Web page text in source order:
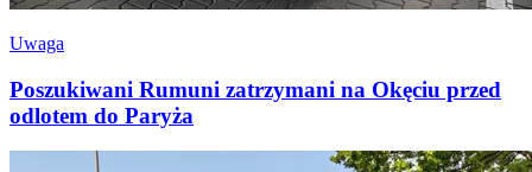
Uwaga
Poszukiwani Rumuni zatrzymani na Okęciu przed
odlotem do Paryża